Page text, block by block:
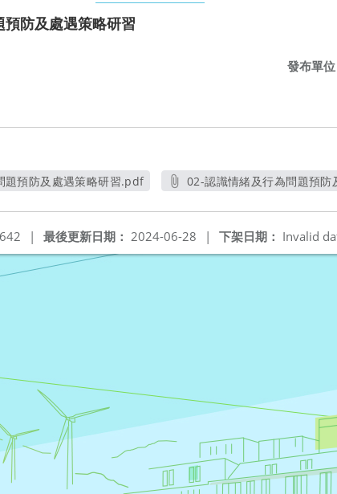
防及處遇策略研習
發布單位
題預防及處遇策略研習.pdf
02-認識情緒及行為問題預
下架日期： Invalid
最後更新日期： 2024-06-28 |
642 |